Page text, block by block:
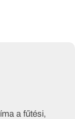
a fűtési,